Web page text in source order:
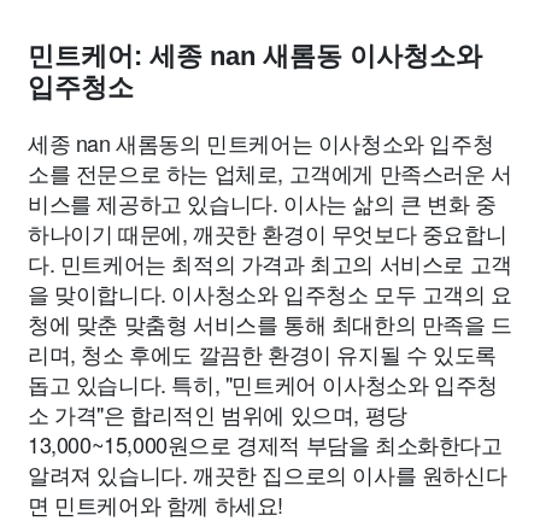
민트케어: 세종 nan 새롬동 이사청소와
입주청소
세종 nan 새롬동의 민트케어는 이사청소와 입주청
소를 전문으로 하는 업체로, 고객에게 만족스러운 서
비스를 제공하고 있습니다. 이사는 삶의 큰 변화 중
하나이기 때문에, 깨끗한 환경이 무엇보다 중요합니
다. 민트케어는 최적의 가격과 최고의 서비스로 고객
을 맞이합니다. 이사청소와 입주청소 모두 고객의 요
청에 맞춘 맞춤형 서비스를 통해 최대한의 만족을 드
리며, 청소 후에도 깔끔한 환경이 유지될 수 있도록
돕고 있습니다. 특히, "민트케어 이사청소와 입주청
소 가격"은 합리적인 범위에 있으며, 평당
13,000~15,000원으로 경제적 부담을 최소화한다고
알려져 있습니다. 깨끗한 집으로의 이사를 원하신다
면 민트케어와 함께 하세요!